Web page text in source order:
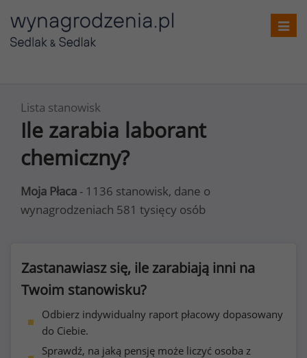
Lista stanowisk
Ile zarabia laborant
chemiczny?
Moja Płaca - 1136 stanowisk, dane o
wynagrodzeniach 581 tysięcy osób
Zastanawiasz się, ile zarabiają inni na
Twoim stanowisku?
Odbierz indywidualny raport płacowy dopasowany
do Ciebie.
Sprawdź, na jaką pensję może liczyć osoba z